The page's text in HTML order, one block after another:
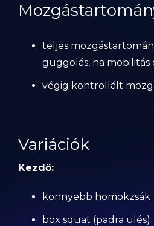
teljes
guggolás, ha mobilitás
végig kontrollált
Variációk
Kezdő:
könnyebb homokzsák
box squat (padra ülés)